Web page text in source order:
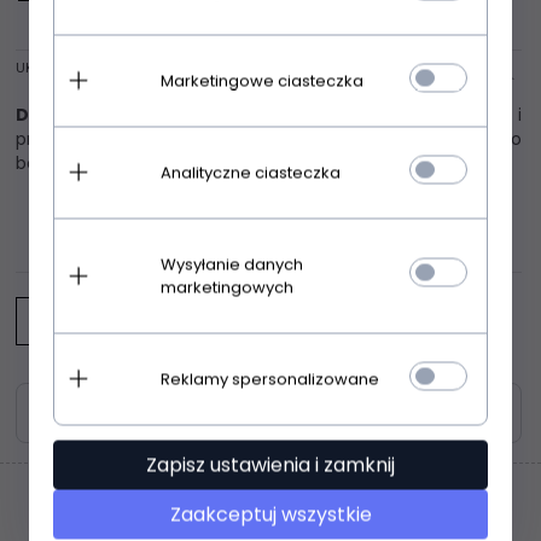
UKRYJ OPIS
Dkaren Ines szlafrok różowy
Niezwykle wygodna i
przyjemna w noszeniu. Podomka z długimi rękawami,po
bokach kieszenie wiązana paskiem.
Zasoby dotyczące bezpieczeństwa i produktów
Marketingowe ciasteczka
Analityczne ciasteczka
Wysyłanie danych
marketingowych
Reklamy spersonalizowane
Zapisz ustawienia i zamknij
Zaakceptuj wszystkie